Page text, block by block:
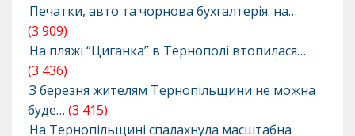
Печатки, авто та чорнова бухгалтерія: на…
(3 909)
На пляжі “Циганка” в Тернополі втопилася…
(3 436)
З березня жителям Тернопільщини не можна
буде… (3 415)
На Тернопільщині спалахнула масштабна